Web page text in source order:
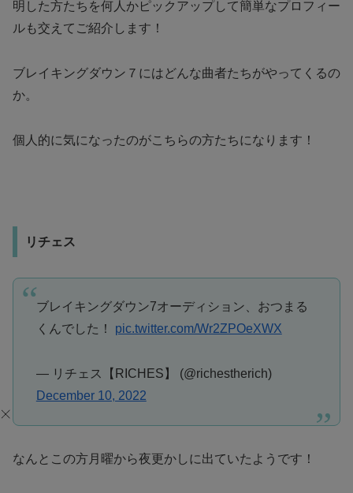
明した方たちを何人かピックアップして簡単なプロフィー
ルも交えてご紹介します！
ブレイキングダウン７にはどんな曲者たちがやってくるの
か。
個人的に気になったのがこちらの方たちになります！
リチェス
ブレイキングダウン7オーディション、おつまる
くんでした！ pic.twitter.com/Wr2ZPOeXWX
— リチェス【RICHES】 (@richestherich)
December 10, 2022
なんとこの方月曜から夜更かしに出ていたようです！